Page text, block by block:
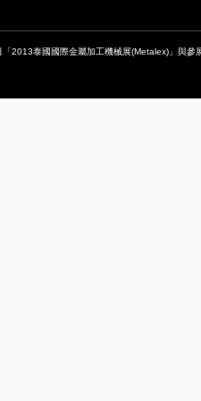
2013泰國國際金屬加工機械展(Metalex)」與參